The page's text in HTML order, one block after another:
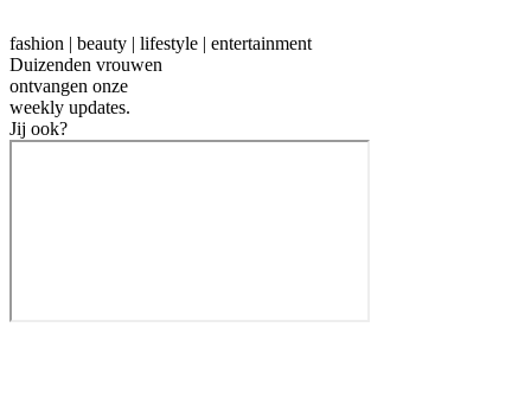
fashion | beauty | lifestyle | entertainment
Duizenden vrouwen
ontvangen onze
weekly updates.
Jij ook?